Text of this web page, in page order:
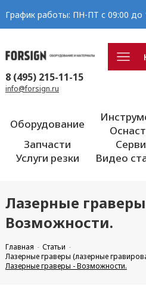
График работы: ПН-ПТ с 09:00 до
8 (495) 215-11-15
info@forsign.ru
Оборудование
Запчасти
Услуги резки
Видео
Лазерные
Возможности.
Главная
Статьи
Лазерные граверы (лазерные
Лазерные граверы - Возможности.